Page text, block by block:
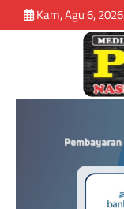
Kam, Agu 6, 2026